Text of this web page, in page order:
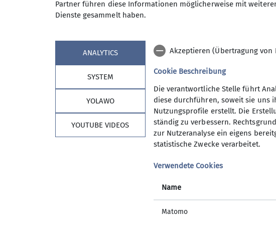
Wanderwoche in den Bergen sowie im
An den Tourentagen werden die
Bisher ist uns das immer gut gelungen !
Wer uns, eine wirklich sympathische und
zu unserem Freitagstreffen in den Gasthof
dann vielleicht die nächste Wanderung mit.
Informationen gibts beim Vereinsbeirat für
Herbert Meyer 08153 7050
Kontakt aufnehmen
Maximale Teilnehmeranzahl
Sektion Vierseenland
Partner führen diese Informationen möglicherweise mit
Dienste gesammelt haben.
ANALYTICS
SYSTEM
YOLAWO
YOUTUBE VIDEOS
Akzeptieren (Übertragung
Cookie Beschreibung
Die verantwortliche Stelle führt
diese durchführen, soweit sie uns
Nutzungsprofile erstellt. Die
ständig zu verbessern.
zur Nutzeranalyse ein eigens
statistische Zwecke verarbeitet.
Verwendete Cookies
Name
Matomo